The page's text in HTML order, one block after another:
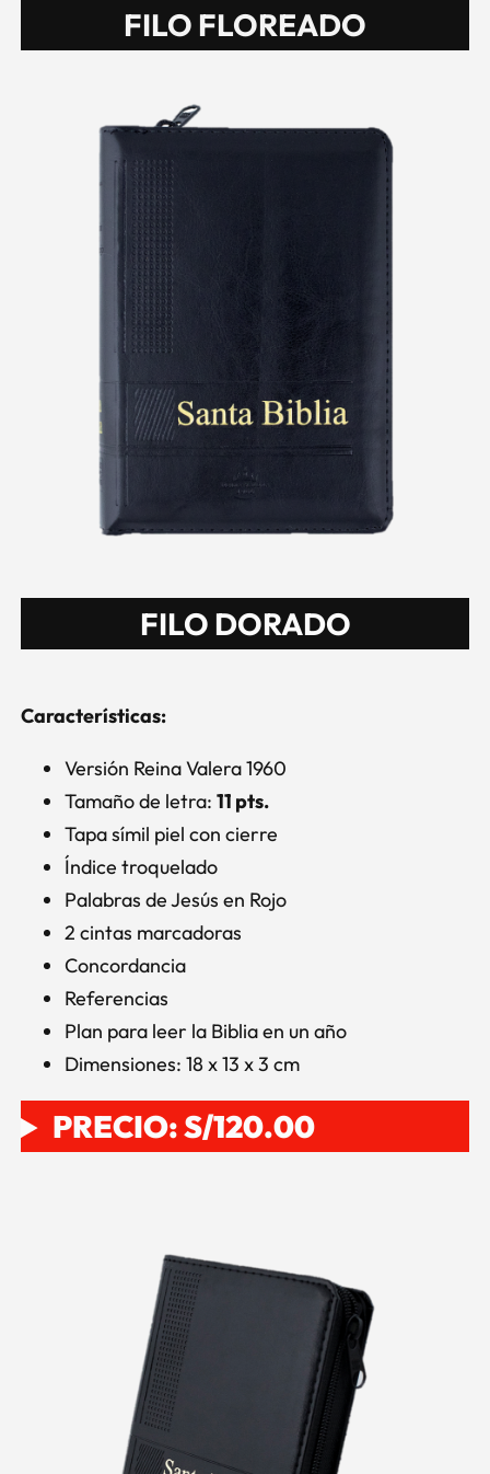
FILO FLOREADO
FILO DORADO
Características:
Versión Reina Valera 1960
Tamaño de letra: 11 pts.
Tapa símil piel con cierre
Índice troquelado
Palabras de Jesús en Rojo
2 cintas marcadoras
Concordancia
Referencias
Plan para leer la Biblia en un año
Dimensiones: 18 x 13 x 3 cm
PRECIO: S/120.00